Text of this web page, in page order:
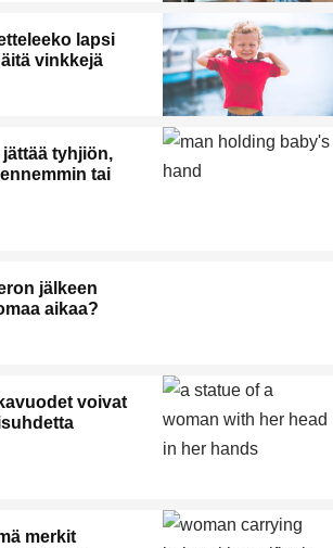
lapsi
vinkkejä
jättää tyhjiön,
tai
jälkeen
aikaa?
voivat
merkit